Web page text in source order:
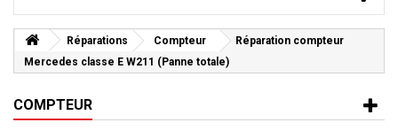
Réparations Compteur
Réparation compteur
Mercedes classe E W211 (Panne totale)
COMPTEUR